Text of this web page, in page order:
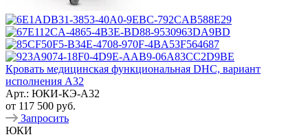
Кровать медицинская функциональная DHC, вариант
исполнения А32
Арт.: ЮКИ-КЭ-А32
от 117 500 руб.
Запросить
ЮКИ